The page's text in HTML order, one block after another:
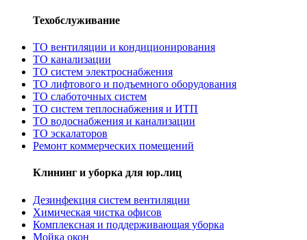
Техобслуживание
ТО вентиляции и кондиционирования
ТО канализации
ТО систем электроснабжения
ТО лифтового и подъемного оборудования
ТО слаботочных систем
ТО систем теплоснабжения и ИТП
ТО водоснабжения и канализации
ТО эскалаторов
Ремонт коммерческих помещений
Клининг и уборка для юр.лиц
Дезинфекция систем вентиляции
Химическая чистка офисов
Комплексная и поддерживающая уборка
Мойка окон